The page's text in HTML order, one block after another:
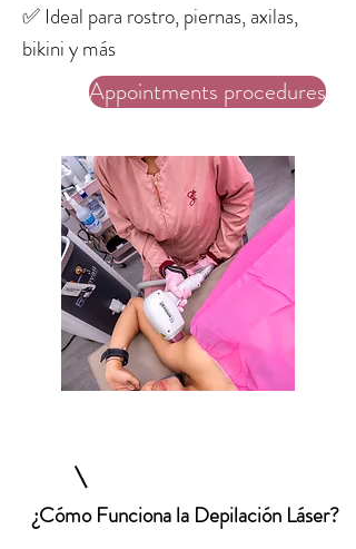
✅ Ideal para rostro, piernas, axilas,
bikini y más
Appointments procedures
¿Cómo Funciona la Depilación Láser?